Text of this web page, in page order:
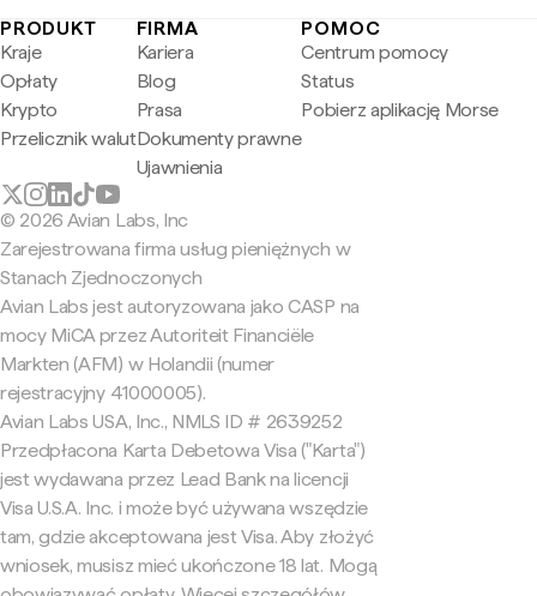
PRODUKT
Kraje
Opłaty
Krypto
Przelicznik walut
FIRMA
Kariera
Blog
Prasa
Dokumenty prawne
Ujawnienia
POMOC
Centrum pomocy
Status
Pobierz aplikację Morse
© 2026 Avian Labs, Inc
Zarejestrowana firma usług pieniężnych w
Stanach Zjednoczonych
Avian Labs jest autoryzowana jako CASP na
mocy MiCA przez Autoriteit Financiële
Markten (AFM) w Holandii (numer
rejestracyjny 41000005).
Avian Labs USA, Inc., NMLS ID # 2639252
Przedpłacona Karta Debetowa Visa ("Karta")
jest wydawana przez Lead Bank na licencji
Visa U.S.A. Inc. i może być używana wszędzie
tam, gdzie akceptowana jest Visa. Aby złożyć
wniosek, musisz mieć ukończone 18 lat. Mogą